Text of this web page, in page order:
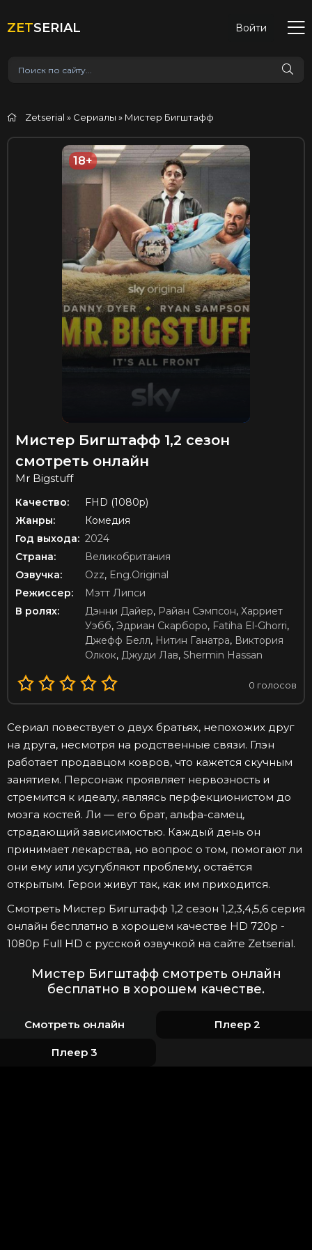
ZETSERIAL Войти
Zetserial » Сериалы » Мистер Бигштафф
18+
Мистер Бигштафф 1,2 сезон
смотреть онлайн
Mr Bigstuff
Качество:
FHD (1080p)
Жанры:
Комедия
Год выхода: 2024
Страна:
Великобритания
Озвучка:
Ozz, Eng.Original
Режиссер:
Мэтт Липси
В ролях:
Дэнни Дайер, Райан Сэмпсон, Харриет
Уэбб, Эдриан Скарборо, Fatiha El-Ghorri,
Джефф Белл, Нитин Ганатра, Виктория
Олкок, Джуди Лав, Shermin Hassan
0 голосов
Сериал повествует о двух братьях, непохожих друг
на друга, несмотря на родственные связи. Глэн
работает продавцом ковров, что кажется скучным
занятием. Персонаж проявляет нервозность и
стремится к идеалу, являясь перфекционистом до
мозга костей. Ли — его брат, альфа-самец,
страдающий зависимостью. Каждый день он
принимает лекарства, но вопрос о том, помогают ли
они ему или усугубляют проблему, остаётся
открытым. Герои живут так, как им приходится.
Смотреть Мистер Бигштафф 1,2 сезон 1,2,3,4,5,6 серия
онлайн бесплатно в хорошем качестве HD 720p -
1080p Full HD с русской озвучкой на сайте Zetserial.
Мистер Бигштафф смотреть онлайн
бесплатно в хорошем качестве.
Смотреть онлайн Плеер 2
Плеер 3